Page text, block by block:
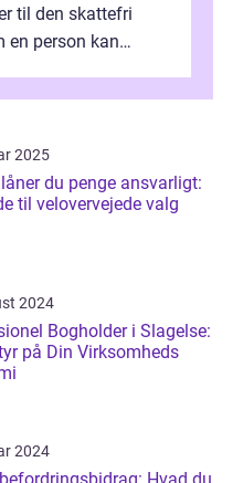
til den skattefri
en person kan
2025
du penge ansvarligt:
til velovervejede valg
2024
Bogholder i Slagelse:
på Din Virksomheds
2024